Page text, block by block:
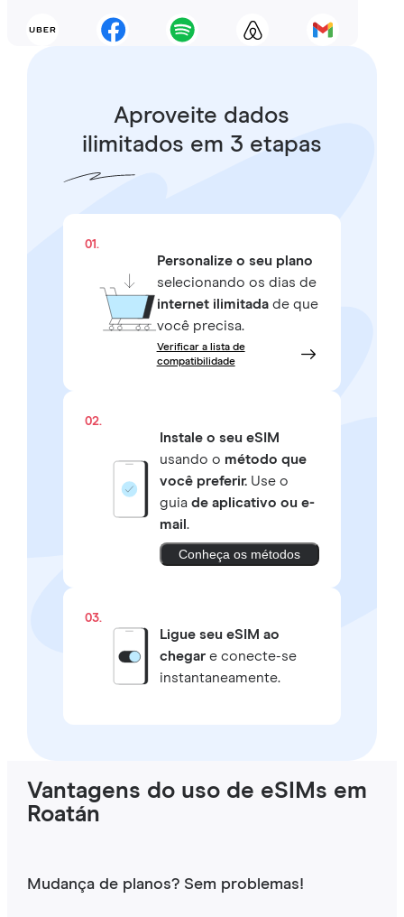
Aproveite dados
ilimitados em 3 etapas
01.
Personalize o seu plano
selecionando os dias de
internet ilimitadade que
você precisa.
Verificar a lista de
compatibilidade
02.
Instale o seu eSIM
usando o método que
você preferir.Use o
guia de aplicativo ou e-
mail .
Conheça os métodos
03.
Ligue seu eSIM ao
chegare conecte-se
instantaneamente.
Vantagens do uso de eSIMs em
Roatán
Mudança de planos? Sem problemas!